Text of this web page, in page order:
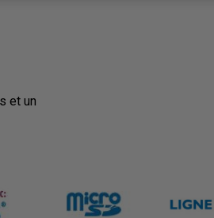
et un